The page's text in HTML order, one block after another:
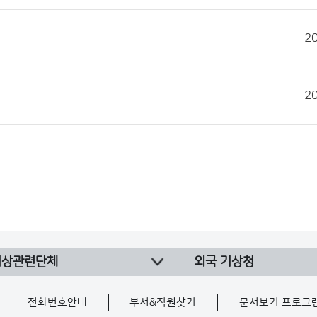
관련단체 외국 기상청
전화번호안내 부서&직원찾기 문서보기 프로그